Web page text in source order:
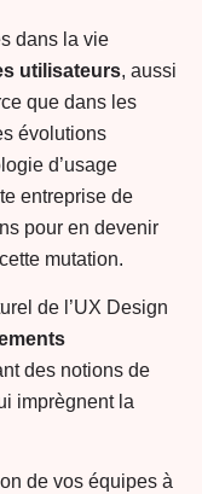
dans la vie
utilisateurs, aussi
que dans les
évolutions
d’usage
entreprise de
pour en devenir
mutation.
de l’UX Design
des notions de
imprègnent la
de vos équipes à